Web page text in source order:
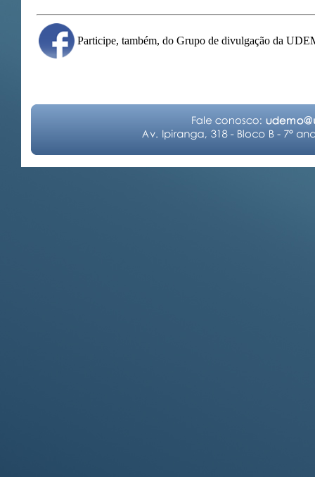
Participe, também, do Grupo de divulgação da